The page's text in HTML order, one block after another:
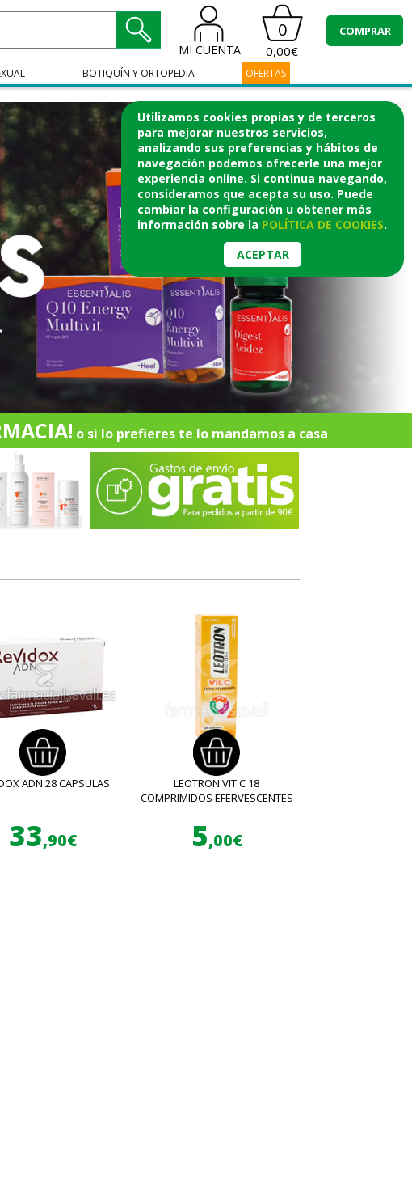
Utilizamos cookies propias y de terceros
para mejorar nuestros servicios,
analizando sus preferencias y hábitos de
navegación podemos ofrecerle una mejor
experiencia online. Si continua navegando,
consideramos que acepta su uso. Puede
cambiar la configuración u obtener más
información sobre la POLÍTICA DE COOKIES.
ACEPTAR
MI CUENTA
0
0,00€
COMPRAR
BOTIQUÍN Y ORTOPEDIA OFERTAS
o si lo prefieres te lo mandamos a casa
ADN 28 CAPSULAS
33,90€
LEOTRON VIT C 18
COMPRIMIDOS EFERVESCENTES
5,00€